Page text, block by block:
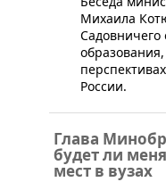
Михаила
Садовничего
России.
Глава
будет ли
мест в вузах